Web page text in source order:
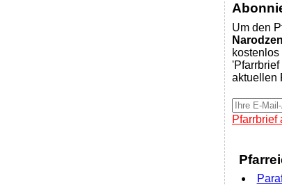
Um den
aktuellen
Pfarrbrief